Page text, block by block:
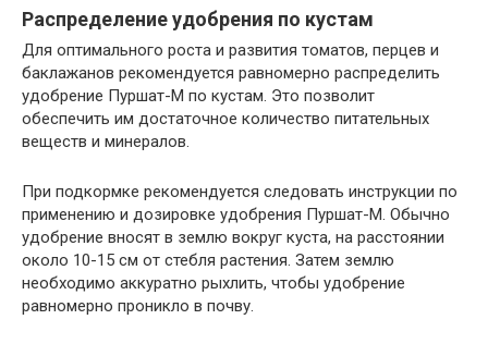
Распределение удобрения по кустам
Для оптимального роста и развития томатов, перцев и
баклажанов рекомендуется равномерно распределить
удобрение Пуршат-М по кустам. Это позволит
обеспечить им достаточное количество питательных
веществ и минералов.
При подкормке рекомендуется следовать инструкции по
применению и дозировке удобрения Пуршат-М. Обычно
удобрение вносят в землю вокруг куста, на расстоянии
около 10-15 см от стебля растения. Затем землю
необходимо аккуратно рыхлить, чтобы удобрение
равномерно проникло в почву.